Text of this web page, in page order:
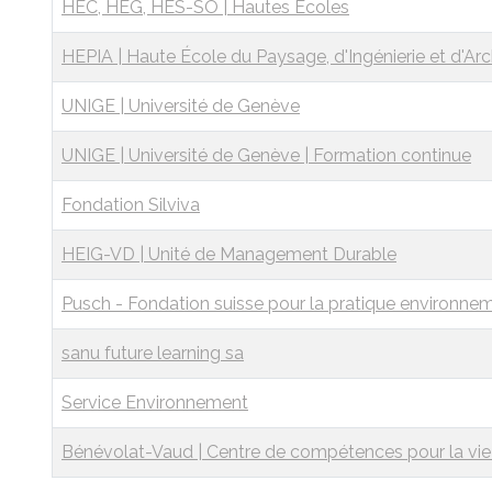
HEC, HEG, HES-SO | Hautes Ecoles
HEPIA | Haute École du Paysage, d'Ingénierie et
UNIGE | Université de Genève
UNIGE | Université de Genève | Formation continue
Fondation Silviva
HEIG-VD | Unité de Management Durable
Pusch - Fondation suisse pour la pratique
sanu future learning sa
Service Environnement
Bénévolat-Vaud | Centre de compétences pour la